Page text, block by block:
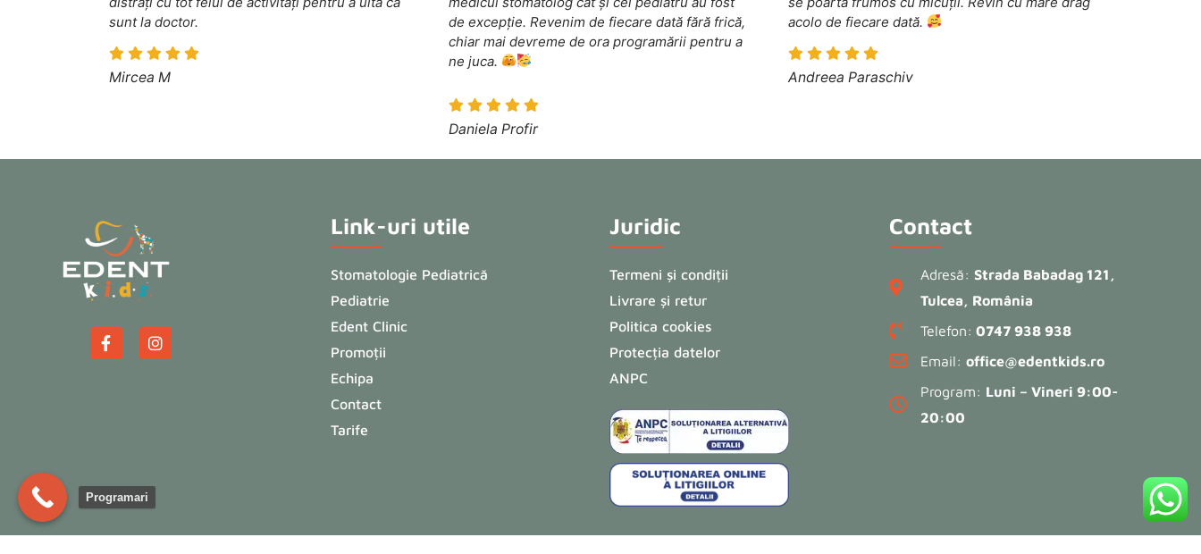
sunt la doctor.
Mircea M
de excepție. Revenim de fiecare dată fără frică,
chiar mai devreme de ora programării pentru a
ne juca.
Daniela Profir
acolo de fiecare dată.
Andreea Paraschiv
Link-uri utile
Stomatologie Pediatrică
Pediatrie
Edent Clinic
Promoții
Echipa
Contact
Tarife
Juridic
Termeni și condiții
Livrare și retur
Politica cookies
Protecția datelor
ANPC
Contact
Adresă: Strada Babadag 121,
Tulcea, România
Telefon: 0747 938 938
Email: office@edentkids.ro
Program: Luni – Vineri 9:00-
20:00
Programari